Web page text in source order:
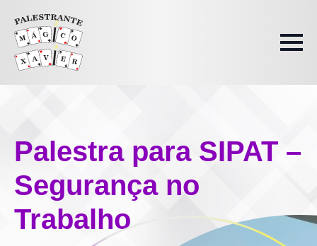
Palestra para SIPAT –
Segurança no
Trabalho